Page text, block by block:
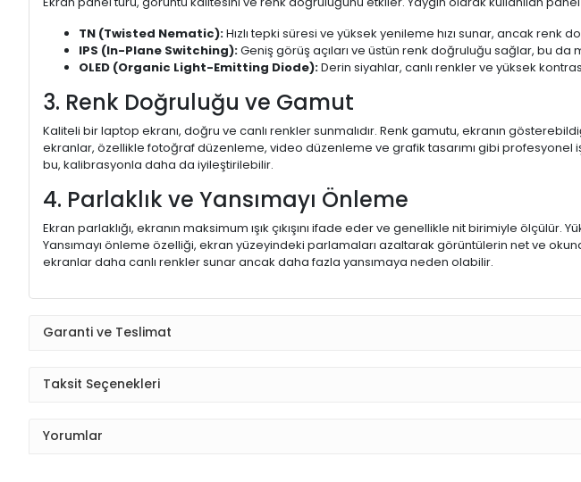
TN (Twisted Nematic):Hızlı tepki süresi ve yüksek yenileme hızı sunar, ancak renk
IPS (In-Plane Switching):Geniş görüş açıları ve üstün renk doğruluğu sağlar, bu
OLED (Organic Light-Emitting Diode):Derin siyahlar, canlı renkler ve yüksek
3. Renk Doğruluğu ve Gamut
Kaliteli bir laptop ekranı, doğru ve canlı renkler sunmalıdır. Renk gamutu, ekranın
ekranlar, özellikle fotoğraf düzenleme, video düzenleme ve grafik tasarımı gibi
bu, kalibrasyonla daha da iyileştirilebilir.
4. Parlaklık ve Yansımayı Önleme
Ekran parlaklığı, ekranın maksimum ışık çıkışını ifade eder ve genellikle nit birimiyle
Yansımayı önleme özelliği, ekran yüzeyindeki parlamaları azaltarak görüntülerin net ve
ekranlar daha canlı renkler sunar ancak daha fazla yansımaya neden olabilir.
Garanti ve Teslimat
Taksit Seçenekleri
Yorumlar